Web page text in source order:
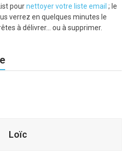
pournettoyer votre liste email ; le
verrez en quelques minutes le
à délivrer… ou à supprimer.
Loïc